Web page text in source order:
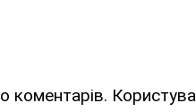
коментарів.